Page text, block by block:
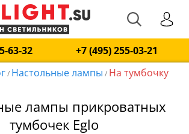
63-32
+7 (495) 255-03-21
/ Настольные лампы / На тумбочку
лампы прикроватных
тумбочек Eglo